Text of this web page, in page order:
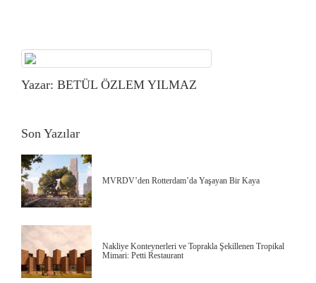
Yazar: BETÜL ÖZLEM YILMAZ
Son Yazılar
MVRDV’den Rotterdam’da Yaşayan Bir Kaya
Nakliye Konteynerleri ve Toprakla Şekillenen Tropikal
Mimari: Petti Restaurant